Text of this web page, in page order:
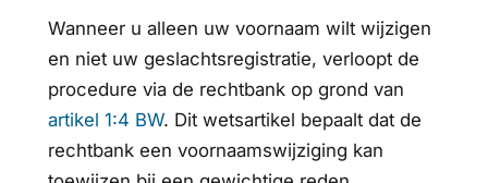
Wanneer u alleen uw voornaam wilt wijzigen
en niet uw geslachtsregistratie, verloopt de
procedure via de rechtbank op grond van
artikel 1:4 BW. Dit wetsartikel bepaalt dat de
rechtbank een voornaamswijziging kan